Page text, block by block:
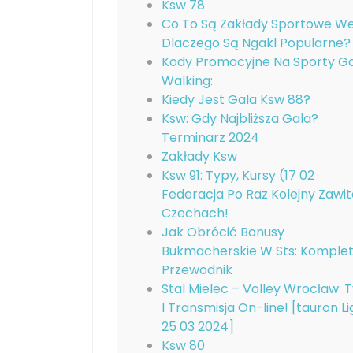
Ksw 78
Co To Są Zakłady Sportowe
Dlaczego Są Ngakl Popularne?
Kody Promocyjne Na Sporty
Walking:
Kiedy Jest Gala Ksw 88?
Ksw: Gdy Najbliższa Gala?
Terminarz 2024
Zakłady Ksw
Ksw 91: Typy, Kursy (17 02
Federacja Po Raz Kolejny
Czechach!
Jak Obrócić Bonusy
Bukmacherskie W Sts:
Przewodnik
Stal Mielec – Volley Wrocław:
I Transmisja On-line! [tauron
25 03 2024]
Ksw 80